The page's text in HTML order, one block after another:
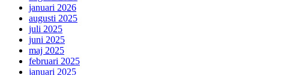
januari 2026
augusti 2025
juli 2025
juni 2025
maj 2025
februari 2025
januari 2025